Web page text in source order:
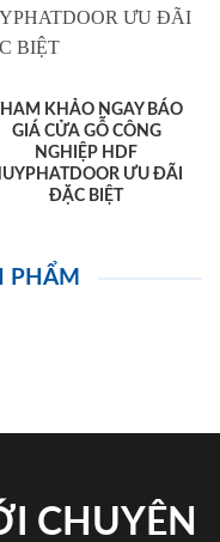
KHẢO NGAY BÁO
GIÁ CỬA GỖ CÔNG
NGHIỆP HDF
ƯU ĐÃI
ĐẶC BIỆT
PHẨM
CHUYÊN